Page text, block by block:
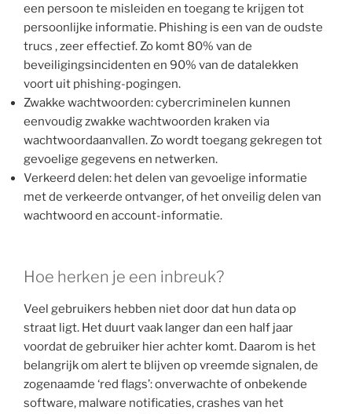
een persoon te misleiden en toegang te krijgen tot
persoonlijke informatie. Phishing is een van de oudste
trucs , zeer effectief. Zo komt 80% van de
beveiligingsincidenten en 90% van de datalekken
voort uit phishing-pogingen.
Zwakke wachtwoorden: cybercriminelen kunnen
eenvoudig zwakke wachtwoorden kraken via
wachtwoordaanvallen. Zo wordt toegang gekregen tot
gevoelige gegevens en netwerken.
Verkeerd delen: het delen van gevoelige informatie
met de verkeerde ontvanger, of het onveilig delen van
wachtwoord en account-informatie.
Hoe herken je een inbreuk?
Veel gebruikers hebben niet door dat hun data op
straat ligt. Het duurt vaak langer dan een half jaar
voordat de gebruiker hier achter komt. Daarom is het
belangrijk om alert te blijven op vreemde signalen, de
zogenaamde ‘red flags’: onverwachte of onbekende
software, malware notificaties, crashes van het